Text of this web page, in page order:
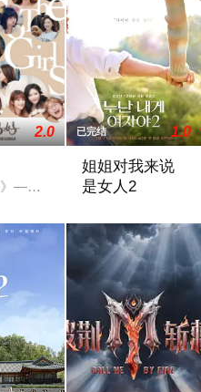
历人生终点后，寻找真爱的故
2.0
》——全女子长视频聊天节目，
已完结 1.0
姐姐对我来说
是女人2